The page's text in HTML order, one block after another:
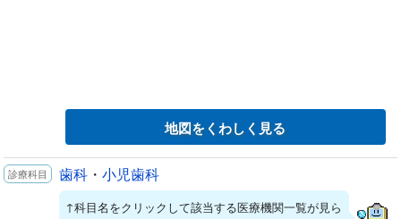
地図をくわしく見る
歯科 ・ 小児歯科
↑科目名をクリックして該当する医療機関一覧が見ら